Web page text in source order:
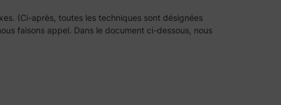
(Ci-après, toutes les techniques sont désignées
faisons appel. Dans le document ci-dessous, nous